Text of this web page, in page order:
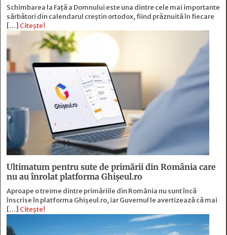
Schimbarea la Față a Domnului este una dintre cele mai importante
sărbători din calendarul creștin ortodox, fiind prăznuită în fiecare
[…] Citește!
Ultimatum pentru sute de primării din România care
nu au înrolat platforma Ghișeul.ro
Aproape o treime dintre primăriile din România nu sunt încă
înscrise în platforma Ghișeul.ro, iar Guvernul le avertizează că mai
[…] Citește!